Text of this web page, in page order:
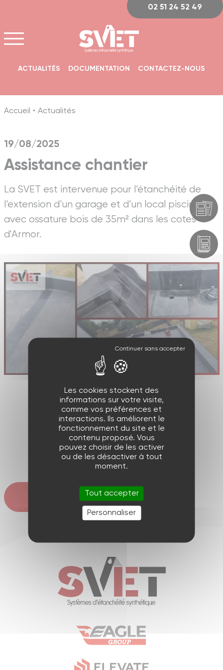
ACTUALITÉS DOCUMENTATION CONTACTEZ-NOUS
02 51 24 52 49
Accueil Actualités
19/08/2025
Assistance chantier
La SVET est intervenue pour l’étanchéité de
l’extension d’un garage et d’un local piscine
avec ossature bois de 35m² dans les cotes
d'Armor.
Précédent
Suivant
Les cookies stockent des
informations sur votre visite,
comme vos préférences et
interactions. Ils améliorent le
fonctionnement du site et le
contenu proposé. Vous
pouvez choisir de les activer
ou de les désactiver à tout
moment.
Tout accepter
Personnaliser